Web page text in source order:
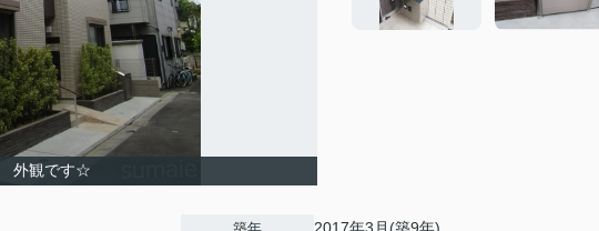
外観です☆